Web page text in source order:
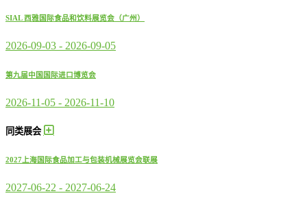
SIAL 西雅国际食品和饮料展览会（广州）
2026-09-03 - 2026-09-05
第九届中国国际进口博览会
2026-11-05 - 2026-11-10
同类展会
2027上海国际食品加工与包装机械展览会联展
2027-06-22 - 2027-06-24